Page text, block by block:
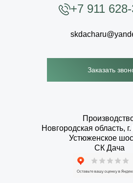
+7 911
Заказать
Новгородская область,
Устюженское
СК Дача